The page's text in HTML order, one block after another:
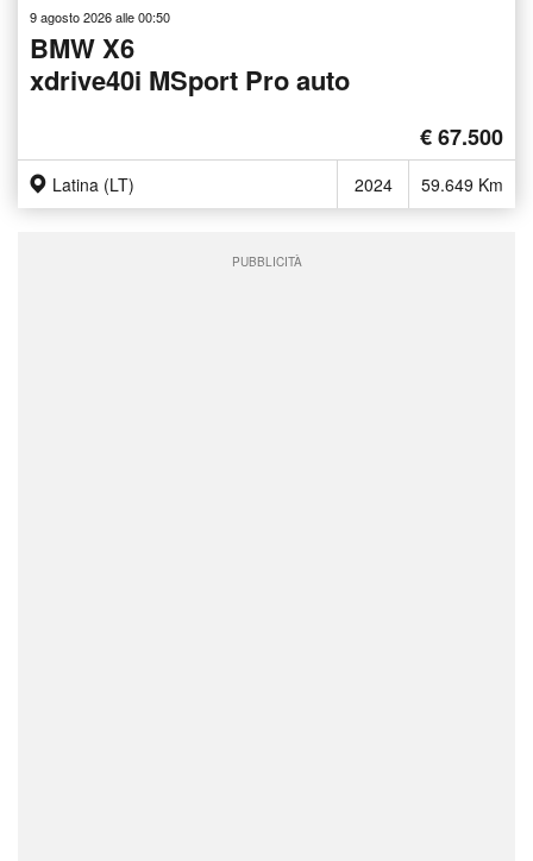
9 agosto 2026 alle 00:50
BMW X6
xdrive40i MSport Pro auto
€ 67.500
Latina (LT) 2024 59.649 Km
PUBBLICITÀ